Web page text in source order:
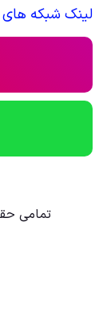
لینک شبکه
تمامی